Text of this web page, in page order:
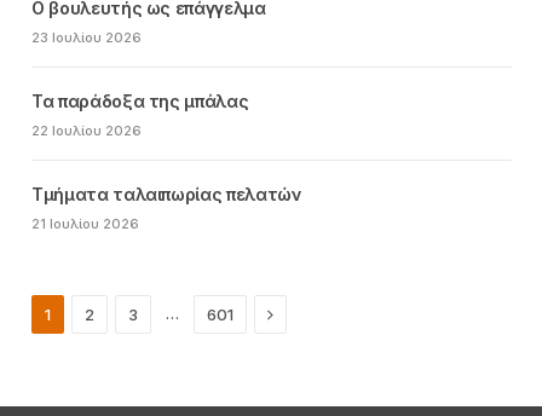
Ο βουλευτής ως επάγγελμα
23 Ιουλίου 2026
Τα παράδοξα της μπάλας
22 Ιουλίου 2026
Τμήματα ταλαιπωρίας πελατών
21 Ιουλίου 2026
1 2 3 … 601 Next